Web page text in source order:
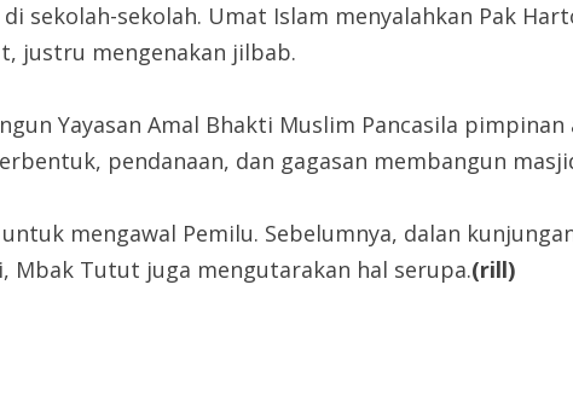
sekolah-sekolah. Umat Islam menyalahkan Pak
justru mengenakan jilbab.
Yayasan Amal Bhakti Muslim Pancasila
pendanaan, dan gagasan membangun
mengawal Pemilu. Sebelumnya, dalan
Mbak Tutut juga mengutarakan hal serupa.(rill)